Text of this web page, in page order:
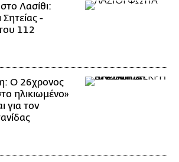
Λασίθι:
Σητείας -
112
Ο 26χρονος
ηλικιωμένο»
για τον